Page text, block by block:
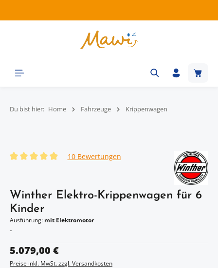
Du bist hier: Home Fahrzeuge Krippenwagen
Durchschnittliche Bewertung von 4.9 von 5 Sternen
10 Bewertungen
Winther Elektro-Krippenwagen für 6
Kinder
Ausführung: mit Elektromotor
-
Regulärer Preis:
5.079,00 €
Preise inkl. MwSt. zzgl. Versandkosten